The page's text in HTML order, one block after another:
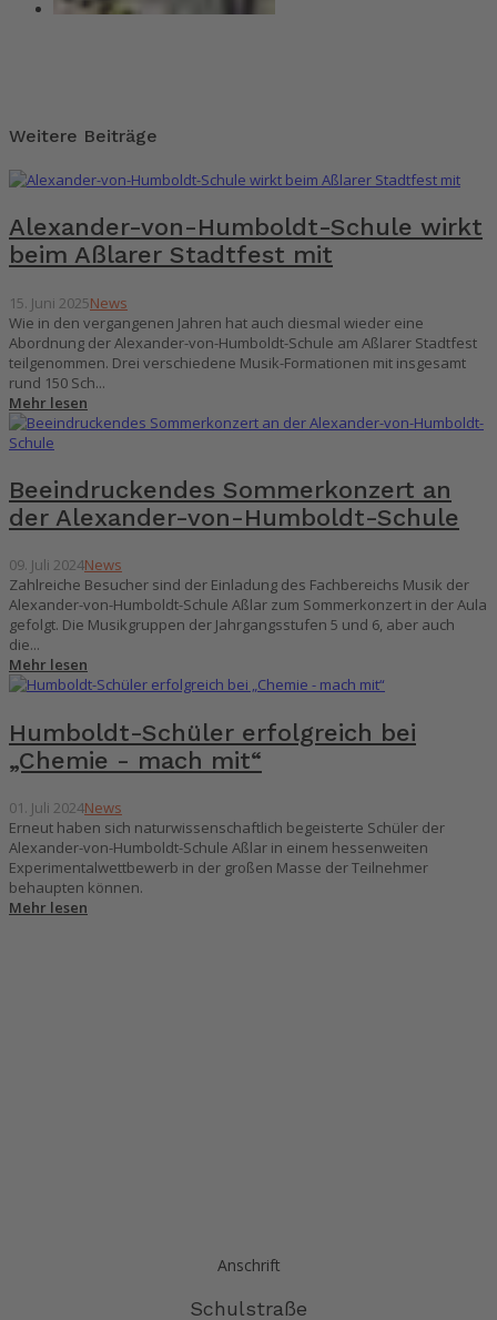
Weitere Beiträge
Alexander-von-Humboldt-Schule wirkt
beim Aßlarer Stadtfest mit
15. Juni 2025News
Wie in den vergangenen Jahren hat auch diesmal wieder eine
Abordnung der Alexander-von-Humboldt-Schule am Aßlarer Stadtfest
teilgenommen. Drei verschiedene Musik-Formationen mit insgesamt
rund 150 Sch...
Mehr lesen
Beeindruckendes Sommerkonzert an
der Alexander-von-Humboldt-Schule
09. Juli 2024News
Zahlreiche Besucher sind der Einladung des Fachbereichs Musik der
Alexander-von-Humboldt-Schule Aßlar zum Sommerkonzert in der Aula
gefolgt. Die Musikgruppen der Jahrgangsstufen 5 und 6, aber auch
die...
Mehr lesen
Humboldt-Schüler erfolgreich bei
„Chemie - mach mit“
01. Juli 2024News
Erneut haben sich naturwissenschaftlich begeisterte Schüler der
Alexander-von-Humboldt-Schule Aßlar in einem hessenweiten
Experimentalwettbewerb in der großen Masse der Teilnehmer
behaupten können.
Mehr lesen
Anschrift
Schulstraße